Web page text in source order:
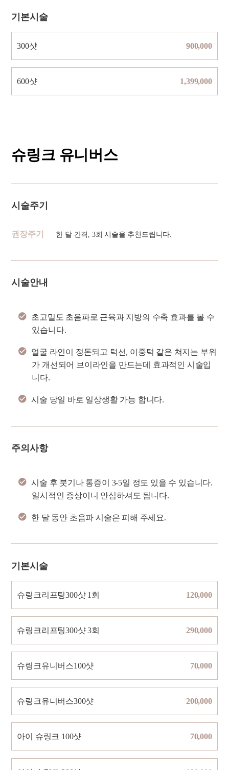
기본시술
300샷 900,000
600샷 1,399,000
슈링크 유니버스
시술주기
권장주기 한 달 간격, 3회 시술을 추천드립니다.
시술안내
초고밀도 초음파로 근육과 지방의 수축 효과를 볼 수
있습니다.
얼굴 라인이 정돈되고 턱선, 이중턱 같은 쳐지는 부위
가 개선되어 브이라인을 만드는데 효과적인 시술입
니다.
시술 당일 바로 일상생활 가능 합니다.
주의사항
시술 후 붓기나 통증이 3-5일 정도 있을 수 있습니다.
일시적인 증상이니 안심하셔도 됩니다.
한 달 동안 초음파 시술은 피해 주세요.
기본시술
슈링크리프팅300샷 1회 120,000
슈링크리프팅300샷 3회 290,000
슈링크유니버스100샷 70,000
슈링크유니버스300샷 200,000
아이 슈링크 100샷 70,000